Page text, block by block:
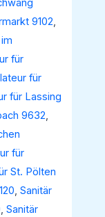
9102,
für
für
für Lassing
9632,
für
St. Pölten
,Sanitär
,Sanitär